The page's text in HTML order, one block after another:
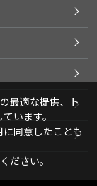
最適な提供、ト
います。
同意したことも
ださい。